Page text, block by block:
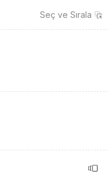
Seç ve Sırala